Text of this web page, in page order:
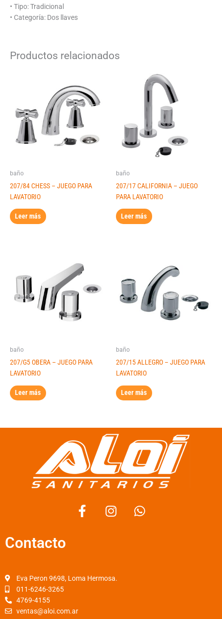
• Tipo: Tradicional
• Categoría: Dos llaves
Productos relacionados
baño
207/84 CHESS – JUEGO PARA
LAVATORIO
Leer más
baño
207/17 CALIFORNIA – JUEGO
PARA LAVATORIO
Leer más
baño
207/G5 OBERA – JUEGO PARA
LAVATORIO
Leer más
baño
207/15 ALLEGRO – JUEGO PARA
LAVATORIO
Leer más
F
a
o
I
n
r
W
h
Contacto
Eva Peron 9698, Loma Hermosa.
011-6246-3265
4769-4155
ventas@aloi.com.ar